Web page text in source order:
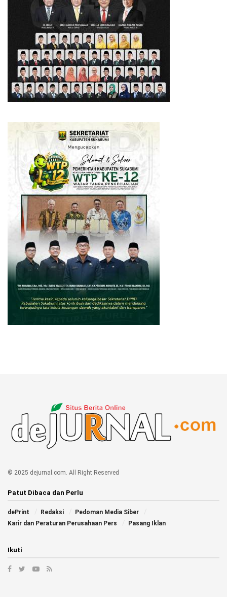
© 2025 dejurnal.com. All Right Reserved
Patut Dibaca dan Perlu
dePrint Redaksi
Pedoman Media Siber
Karir dan Peraturan Perusahaan Pers
Pasang Iklan
Ikuti